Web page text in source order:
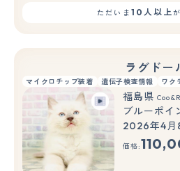
ただいま 10人以上
ラグドー
マイクロチップ装着 遺伝子検査情報 ワク
福島県
ブルーポイ
2026年4月
価格: